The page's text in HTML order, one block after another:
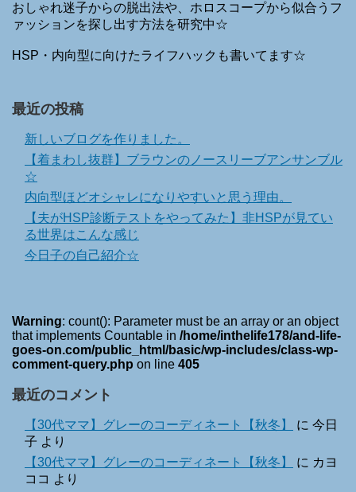
おしゃれ迷子からの脱出法や、ホロスコープから似合うフ
ァッションを探し出す方法を研究中☆
HSP・内向型に向けたライフハックも書いてます☆
最近の投稿
新しいブログを作りました。
【着まわし抜群】ブラウンのノースリーブアンサンブル
☆
内向型ほどオシャレになりやすいと思う理由。
【夫がHSP診断テストをやってみた】非HSPが見てい
る世界はこんな感じ
今日子の自己紹介☆
Warning: count(): Parameter must be an array or an object
that implements Countable in /home/inthelife178/and-life-
goes-on.com/public_html/basic/wp-includes/class-wp-
comment-query.php on line 405
最近のコメント
【30代ママ】グレーのコーディネート【秋冬】 に 今日
子 より
【30代ママ】グレーのコーディネート【秋冬】
に カヨ
ココ より